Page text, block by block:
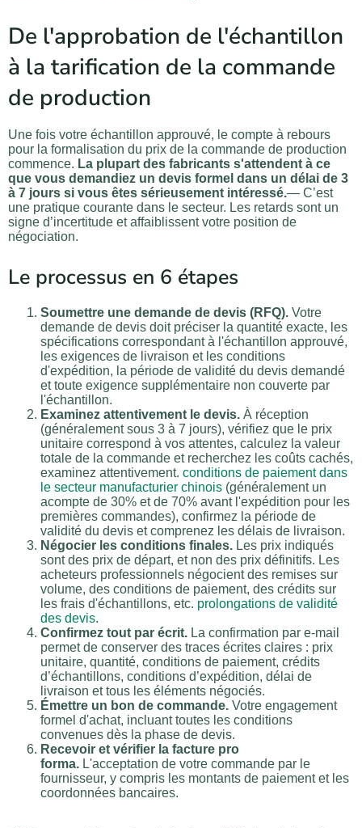
De l'approbation de l'échantillon
à la tarification de la commande
de production
Une fois votre échantillon approuvé, le compte à rebours
pour la formalisation du prix de la commande de production
commence. La plupart des fabricants s'attendent à ce
que vous demandiez un devis formel dans un délai de 3
à 7 jours si vous êtes sérieusement intéressé.— C’est
une pratique courante dans le secteur. Les retards sont un
signe d’incertitude et affaiblissent votre position de
négociation.
Le processus en 6 étapes
Soumettre une demande de devis (RFQ). Votre
demande de devis doit préciser la quantité exacte, les
spécifications correspondant à l'échantillon approuvé,
les exigences de livraison et les conditions
d'expédition, la période de validité du devis demandé
et toute exigence supplémentaire non couverte par
l'échantillon.
Examinez attentivement le devis. À réception
(généralement sous 3 à 7 jours), vérifiez que le prix
unitaire correspond à vos attentes, calculez la valeur
totale de la commande et recherchez les coûts cachés,
examinez attentivement. conditions de paiement dans
le secteur manufacturier chinois (généralement un
acompte de 30% et de 70% avant l'expédition pour les
premières commandes), confirmez la période de
validité du devis et comprenez les délais de livraison.
Négocier les conditions finales. Les prix indiqués
sont des prix de départ, et non des prix définitifs. Les
acheteurs professionnels négocient des remises sur
volume, des conditions de paiement, des crédits sur
les frais d'échantillons, etc. prolongations de validité
des devis.
Confirmez tout par écrit. La confirmation par e-mail
permet de conserver des traces écrites claires : prix
unitaire, quantité, conditions de paiement, crédits
d’échantillons, conditions d’expédition, délai de
livraison et tous les éléments négociés.
Émettre un bon de commande. Votre engagement
formel d'achat, incluant toutes les conditions
convenues dès la phase de devis.
Recevoir et vérifier la facture pro
forma. L'acceptation de votre commande par le
fournisseur, y compris les montants de paiement et les
coordonnées bancaires.